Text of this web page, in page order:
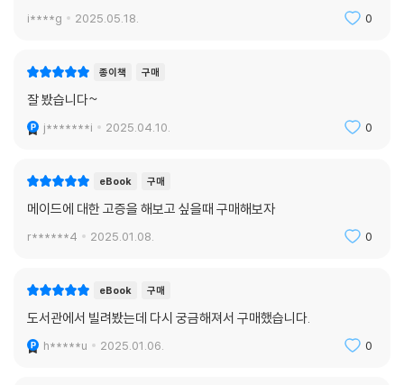
i****g 2025.05.18. 0
종이책 구매
잘 봤습니다~
j*******i 2025.04.10. 0
eBook 구매
메이드에 대한 고증을 해보고 싶을때 구매해보자
r******4 2025.01.08. 0
eBook 구매
도서관에서 빌려봤는데 다시 궁금해져서 구매했습니다.
h*****u 2025.01.06. 0